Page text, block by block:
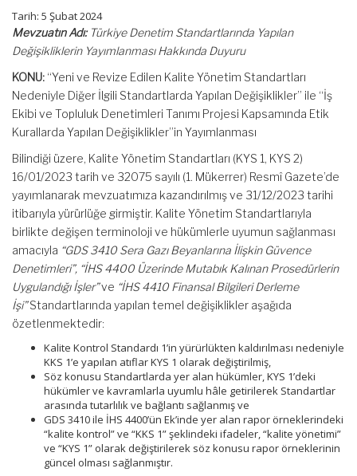
Tarih: 5 Şubat 2024
Mevzuatın Adı:Türkiye Denetim Standartlarında Yapılan
Değişikliklerin Yayımlanması Hakkında Duyuru
KONU: “Yeni ve Revize Edilen Kalite Yönetim Standartları
Nedeniyle Diğer İlgili Standartlarda Yapılan Değişiklikler” ile “İş
Ekibi ve Topluluk Denetimleri Tanımı Projesi Kapsamında Etik
Kurallarda Yapılan Değişiklikler”in Yayımlanması
Bilindiği üzere, Kalite Yönetim Standartları (KYS 1, KYS 2)
16/01/2023 tarih ve 32075 sayılı (1. Mükerrer) Resmî Gazete’de
yayımlanarak mevzuatımıza kazandırılmış ve 31/12/2023 tarihi
itibarıyla yürürlüğe girmiştir. Kalite Yönetim Standartlarıyla
birlikte değişen terminoloji ve hükümlerle uyumun sağlanması
amacıyla “GDS 3410 Sera Gazı Beyanlarına İlişkin Güvence
Denetimleri”, “İHS 4400 Üzerinde Mutabık Kalınan Prosedürlerin
Uygulandığı İşler”ve “İHS 4410 Finansal Bilgileri Derleme
İşi”Standartlarında yapılan temel değişiklikler aşağıda
özetlenmektedir:
Kalite Kontrol Standardı 1’in yürürlükten kaldırılması nedeniyle
KKS 1’e yapılan atıflar KYS 1 olarak değiştirilmiş,
Söz konusu Standartlarda yer alan hükümler, KYS 1’deki
hükümler ve kavramlarla uyumlu hâle getirilerek Standartlar
arasında tutarlılık ve bağlantı sağlanmış ve
GDS 3410 ile İHS 4400’ün Ek’inde yer alan rapor örneklerindeki
“kalite kontrol” ve “KKS 1” şeklindeki ifadeler, “kalite yönetimi”
ve “KYS 1” olarak değiştirilerek söz konusu rapor örneklerinin
güncel olması sağlanmıştır.